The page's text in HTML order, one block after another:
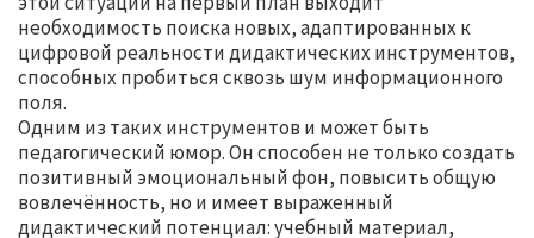
необходимость поиска новых, адаптированных к
цифровой реальности дидактических инструментов,
способных пробиться сквозь шум информационного
поля.
Одним из таких инструментов и может быть
педагогический юмор. Он способен не только создать
позитивный эмоциональный фон, повысить общую
вовлечённость, но и имеет выраженный
дидактический потенциал: учебный материал,